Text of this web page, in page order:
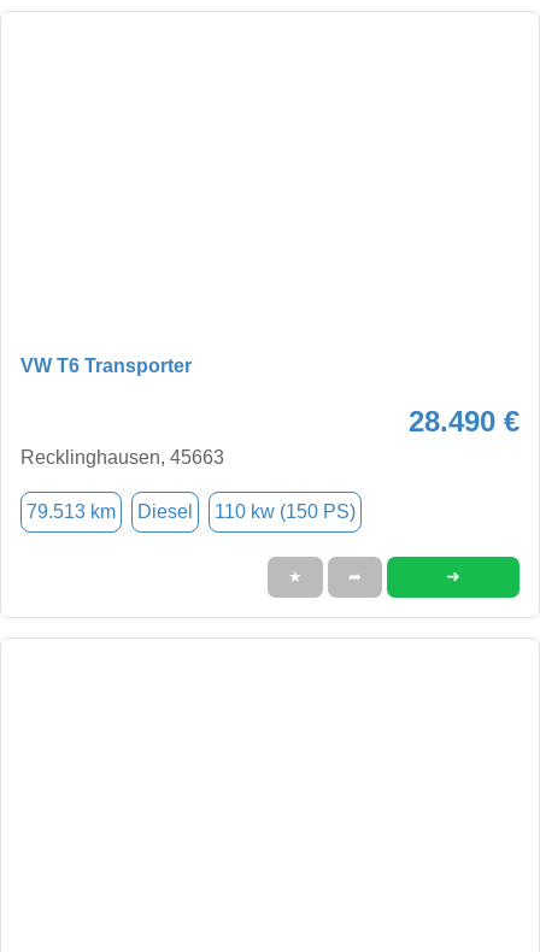
VW T6 Transporter
28.490 €
Recklinghausen, 45663
79.513 km Diesel 110 kw (150 PS)
★ ➦ ➜